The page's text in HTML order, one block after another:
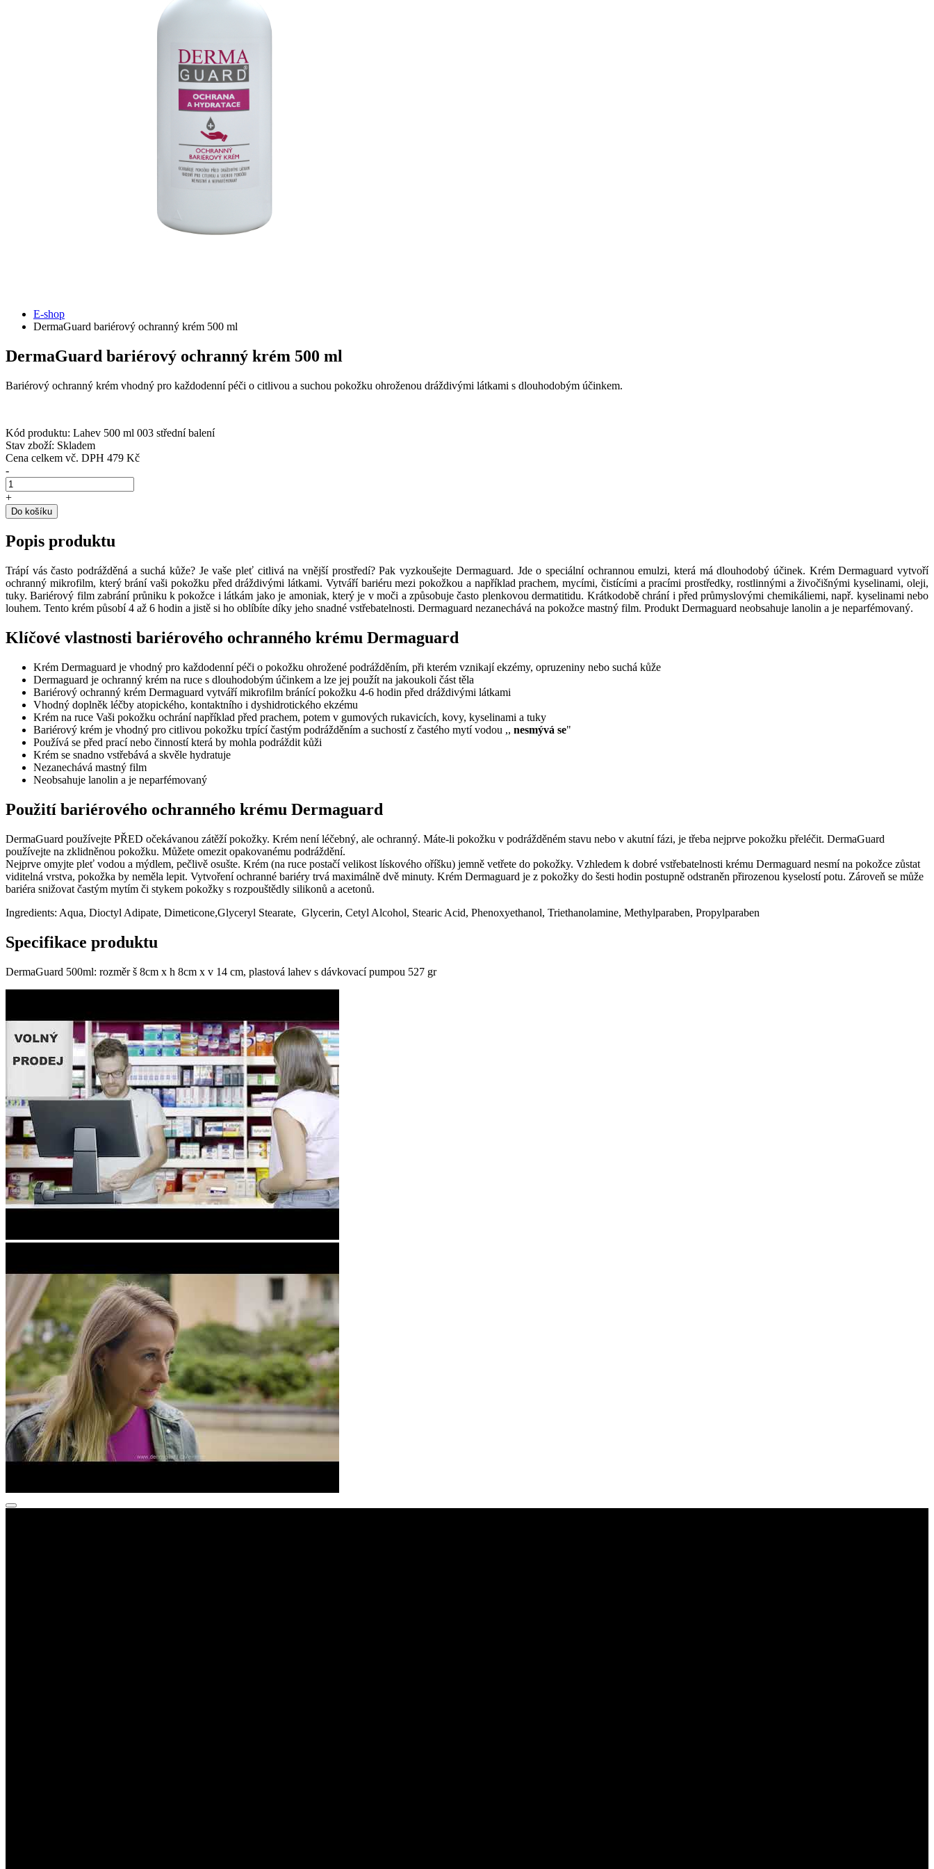
E-shop
DermaGuard bariérový ochranný krém 500 ml
DermaGuard bariérový ochranný krém 500 ml
Bariérový ochranný krém vhodný pro každodenní péči o citlivou a suchou pokožku ohroženou dráždivými látkami s dlouhodobým účinkem.
Kód produktu: Lahev 500 ml 003 střední balení
Stav zboží: Skladem
Cena celkem vč. DPH 479 Kč
-
+
Do košíku
Popis produktu
Trápí vás často podrážděná a suchá kůže? Je vaše pleť citlivá na vnější prostředí? Pak vyzkoušejte Dermaguard. Jde o speciální ochrannou emulzi, která má dlouhodobý účinek. Krém Dermaguard vytvoří
ochranný mikrofilm, který brání vaši pokožku před dráždivými látkami. Vytváří bariéru mezi pokožkou a například prachem, mycími, čistícími a pracími prostředky, rostlinnými a živočišnými kyselinami, oleji,
tuky. Bariérový film zabrání průniku k pokožce i látkám jako je amoniak, který je v moči a způsobuje často plenkovou dermatitidu. Krátkodobě chrání i před průmyslovými chemikáliemi, např. kyselinami nebo
louhem. Tento krém působí 4 až 6 hodin a jistě si ho oblíbíte díky jeho snadné vstřebatelnosti. Dermaguard nezanechává na pokožce mastný film. Produkt Dermaguard neobsahuje lanolin a je neparfémovaný.
Klíčové vlastnosti bariérového ochranného krému Dermaguard
Krém Dermaguard je vhodný pro každodenní péči o pokožku ohrožené podrážděním, při kterém vznikají ekzémy, opruzeniny nebo suchá kůže
Dermaguard je ochranný krém na ruce s dlouhodobým účinkem a lze jej použít na jakoukoli část těla
Bariérový ochranný krém Dermaguard vytváří mikrofilm bránící pokožku 4-6 hodin před dráždivými látkami
Vhodný doplněk léčby atopického, kontaktního i dyshidrotického ekzému
Krém na ruce Vaši pokožku ochrání například před prachem, potem v gumových rukavicích, kovy, kyselinami a tuky
Bariérový krém je vhodný pro citlivou pokožku trpící častým podrážděním a suchostí z častého mytí vodou ,, nesmývá se"
Používá se před prací nebo činností která by mohla podráždit kůži
Krém se snadno vstřebává a skvěle hydratuje
Nezanechává mastný film
Neobsahuje lanolin a je neparfémovaný
Použití bariérového ochranného krému Dermaguard
DermaGuard používejte PŘED očekávanou zátěží pokožky. Krém není léčebný, ale ochranný. Máte-li pokožku v podrážděném stavu nebo v akutní fázi, je třeba nejprve pokožku přeléčit. DermaGuard
používejte na zklidněnou pokožku. Můžete omezit opakovanému podráždění.
Nejprve omyjte pleť vodou a mýdlem, pečlivě osušte. Krém (na ruce postačí velikost lískového oříšku) jemně vetřete do pokožky. Vzhledem k dobré vstřebatelnosti krému Dermaguard nesmí na pokožce zůstat
viditelná vrstva, pokožka by neměla lepit. Vytvoření ochranné bariéry trvá maximálně dvě minuty. Krém Dermaguard je z pokožky do šesti hodin postupně odstraněn přirozenou kyselostí potu. Zároveň se může
bariéra snižovat častým mytím či stykem pokožky s rozpouštědly silikonů a acetonů.
Ingredients: Aqua, Dioctyl Adipate, Dimeticone,Glyceryl Stearate, Glycerin, Cetyl Alcohol, Stearic Acid, Phenoxyethanol, Triethanolamine, Methylparaben, Propylparaben
Specifikace produktu
DermaGuard 500ml: rozměr š 8cm x h 8cm x v 14 cm, plastová lahev s dávkovací pumpou 527 gr